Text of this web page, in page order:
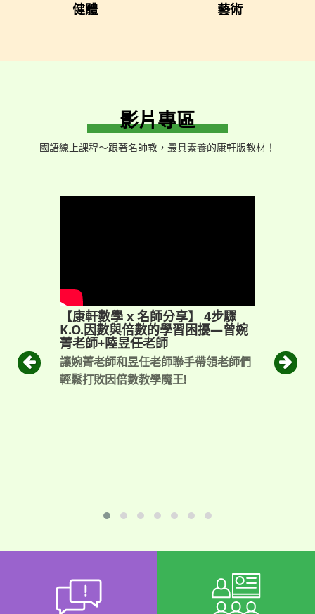
健體 藝術
影片專區
國語線上課程～跟著名師教，最具素養的康軒版教材！
【康軒數學 x 名師分享】 4步驟
K.O.因數與倍數的學習困擾—曾婉
菁老師+陸昱任老師
讓婉菁老師和昱任老師聯手帶領老師們
輕鬆打敗因倍數教學魔王!